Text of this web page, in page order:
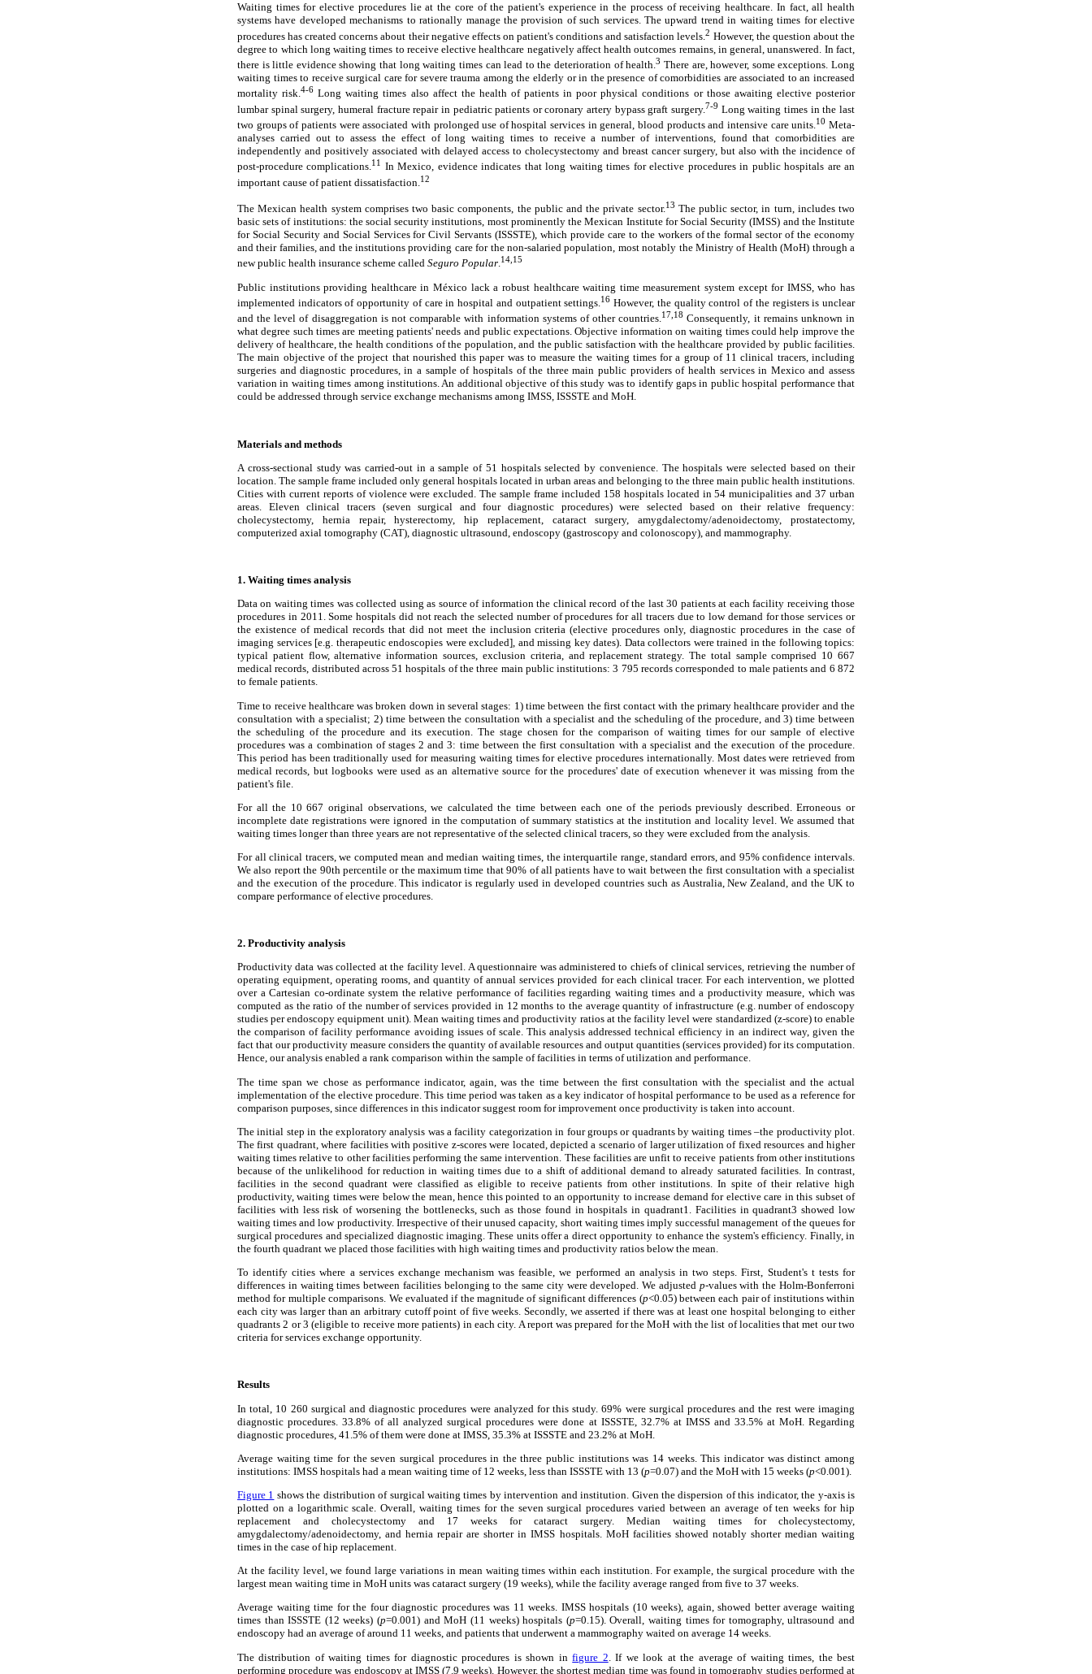
Waiting times for elective procedures lie at the core of the patient's experience in the process of receiving healthcare. In fact, all health
systems have developed mechanisms to rationally manage the provision of such services. The upward trend in waiting times for elective
procedures has created concerns about their negative effects on patient's conditions and satisfaction levels.2 However, the question about the
degree to which long waiting times to receive elective healthcare negatively affect health outcomes remains, in general, unanswered. In fact,
there is little evidence showing that long waiting times can lead to the deterioration of health.3 There are, however, some exceptions. Long
waiting times to receive surgical care for severe trauma among the elderly or in the presence of comorbidities are associated to an increased
mortality risk.4-6 Long waiting times also affect the health of patients in poor physical conditions or those awaiting elective posterior
lumbar spinal surgery, humeral fracture repair in pediatric patients or coronary artery bypass graft surgery.7-9 Long waiting times in the last
two groups of patients were associated with prolonged use of hospital services in general, blood products and intensive care units. 10 Meta-
analyses carried out to assess the effect of long waiting times to receive a number of interventions, found that comorbidities are
independently and positively associated with delayed access to cholecystectomy and breast cancer surgery, but also with the incidence of
post-procedure complications.11 In Mexico, evidence indicates that long waiting times for elective procedures in public hospitals are an
important cause of patient dissatisfaction. 12
The Mexican health system comprises two basic components, the public and the private sector.13 The public sector, in turn, includes two
basic sets of institutions: the social security institutions, most prominently the Mexican Institute for Social Security (IMSS) and the Institute
for Social Security and Social Services for Civil Servants (ISSSTE), which provide care to the workers of the formal sector of the economy
and their families, and the institutions providing care for the non-salaried population, most notably the Ministry of Health (MoH) through a
new public health insurance scheme called Seguro Popular.14,15
Public institutions providing healthcare in México lack a robust healthcare waiting time measurement system except for IMSS, who has
implemented indicators of opportunity of care in hospital and outpatient settings. 16 However, the quality control of the registers is unclear
and the level of disaggregation is not comparable with information systems of other countries.17,18 Consequently, it remains unknown in
what degree such times are meeting patients' needs and public expectations. Objective information on waiting times could help improve the
delivery of healthcare, the health conditions of the population, and the public satisfaction with the healthcare provided by public facilities.
The main objective of the project that nourished this paper was to measure the waiting times for a group of 11 clinical tracers, including
surgeries and diagnostic procedures, in a sample of hospitals of the three main public providers of health services in Mexico and assess
variation in waiting times among institutions. An additional objective of this study was to identify gaps in public hospital performance that
could be addressed through service exchange mechanisms among IMSS, ISSSTE and MoH.
Materials and methods
A cross-sectional study was carried-out in a sample of 51 hospitals selected by convenience. The hospitals were selected based on their
location. The sample frame included only general hospitals located in urban areas and belonging to the three main public health institutions.
Cities with current reports of violence were excluded. The sample frame included 158 hospitals located in 54 municipalities and 37 urban
areas. Eleven clinical tracers (seven surgical and four diagnostic procedures) were selected based on their relative frequency:
cholecystectomy, hernia repair, hysterectomy, hip replacement, cataract surgery, amygdalectomy/adenoidectomy, prostatectomy,
computerized axial tomography (CAT), diagnostic ultrasound, endoscopy (gastroscopy and colonoscopy), and mammography.
1. Waiting times analysis
Data on waiting times was collected using as source of information the clinical record of the last 30 patients at each facility receiving those
procedures in 2011. Some hospitals did not reach the selected number of procedures for all tracers due to low demand for those services or
the existence of medical records that did not meet the inclusion criteria (elective procedures only, diagnostic procedures in the case of
imaging services [e.g. therapeutic endoscopies were excluded], and missing key dates). Data collectors were trained in the following topics:
typical patient flow, alternative information sources, exclusion criteria, and replacement strategy. The total sample comprised 10 667
medical records, distributed across 51 hospitals of the three main public institutions: 3 795 records corresponded to male patients and 6 872
to female patients.
Time to receive healthcare was broken down in several stages: 1) time between the first contact with the primary healthcare provider and the
consultation with a specialist; 2) time between the consultation with a specialist and the scheduling of the procedure, and 3) time between
the scheduling of the procedure and its execution. The stage chosen for the comparison of waiting times for our sample of elective
procedures was a combination of stages 2 and 3: time between the first consultation with a specialist and the execution of the procedure.
This period has been traditionally used for measuring waiting times for elective procedures internationally. Most dates were retrieved from
medical records, but logbooks were used as an alternative source for the procedures' date of execution whenever it was missing from the
patient's file.
For all the 10 667 original observations, we calculated the time between each one of the periods previously described. Erroneous or
incomplete date registrations were ignored in the computation of summary statistics at the institution and locality level. We assumed that
waiting times longer than three years are not representative of the selected clinical tracers, so they were excluded from the analysis.
For all clinical tracers, we computed mean and median waiting times, the interquartile range, standard errors, and 95% confidence intervals.
We also report the 90th percentile or the maximum time that 90% of all patients have to wait between the first consultation with a specialist
and the execution of the procedure. This indicator is regularly used in developed countries such as Australia, New Zealand, and the UK to
compare performance of elective procedures.
2. Productivity analysis
Productivity data was collected at the facility level. A questionnaire was administered to chiefs of clinical services, retrieving the number of
operating equipment, operating rooms, and quantity of annual services provided for each clinical tracer. For each intervention, we plotted
over a Cartesian co-ordinate system the relative performance of facilities regarding waiting times and a productivity measure, which was
computed as the ratio of the number of services provided in 12 months to the average quantity of infrastructure (e.g. number of endoscopy
studies per endoscopy equipment unit). Mean waiting times and productivity ratios at the facility level were standardized (z-score) to enable
the comparison of facility performance avoiding issues of scale. This analysis addressed technical efficiency in an indirect way, given the
fact that our productivity measure considers the quantity of available resources and output quantities (services provided) for its computation.
Hence, our analysis enabled a rank comparison within the sample of facilities in terms of utilization and performance.
The time span we chose as performance indicator, again, was the time between the first consultation with the specialist and the actual
implementation of the elective procedure. This time period was taken as a key indicator of hospital performance to be used as a reference for
comparison purposes, since differences in this indicator suggest room for improvement once productivity is taken into account.
The initial step in the exploratory analysis was a facility categorization in four groups or quadrants by waiting times –the productivity plot.
The first quadrant, where facilities with positive z-scores were located, depicted a scenario of larger utilization of fixed resources and higher
waiting times relative to other facilities performing the same intervention. These facilities are unfit to receive patients from other institutions
because of the unlikelihood for reduction in waiting times due to a shift of additional demand to already saturated facilities. In contrast,
facilities in the second quadrant were classified as eligible to receive patients from other institutions. In spite of their relative high
productivity, waiting times were below the mean, hence this pointed to an opportunity to increase demand for elective care in this subset of
facilities with less risk of worsening the bottlenecks, such as those found in hospitals in quadrant1. Facilities in quadrant3 showed low
waiting times and low productivity. Irrespective of their unused capacity, short waiting times imply successful management of the queues for
surgical procedures and specialized diagnostic imaging. These units offer a direct opportunity to enhance the system's efficiency. Finally, in
the fourth quadrant we placed those facilities with high waiting times and productivity ratios below the mean.
To identify cities where a services exchange mechanism was feasible, we performed an analysis in two steps. First, Student's t tests for
differences in waiting times between facilities belonging to the same city were developed. We adjusted p-values with the Holm-Bonferroni
method for multiple comparisons. We evaluated if the magnitude of significant differences (p<0.05) between each pair of institutions within
each city was larger than an arbitrary cutoff point of five weeks. Secondly, we asserted if there was at least one hospital belonging to either
quadrants 2 or 3 (eligible to receive more patients) in each city. A report was prepared for the MoH with the list of localities that met our two
criteria for services exchange opportunity.
Results
In total, 10 260 surgical and diagnostic procedures were analyzed for this study. 69% were surgical procedures and the rest were imaging
diagnostic procedures. 33.8% of all analyzed surgical procedures were done at ISSSTE, 32.7% at IMSS and 33.5% at MoH. Regarding
diagnostic procedures, 41.5% of them were done at IMSS, 35.3% at ISSSTE and 23.2% at MoH.
Average waiting time for the seven surgical procedures in the three public institutions was 14 weeks. This indicator was distinct among
institutions: IMSS hospitals had a mean waiting time of 12 weeks, less than ISSSTE with 13 (p=0.07) and the MoH with 15 weeks (p<0.001).
Figure 1 shows the distribution of surgical waiting times by intervention and institution. Given the dispersion of this indicator, the y-axis is
plotted on a logarithmic scale. Overall, waiting times for the seven surgical procedures varied between an average of ten weeks for hip
replacement and cholecystectomy and 17 weeks for cataract surgery. Median waiting times for cholecystectomy,
amygdalectomy/adenoidectomy, and hernia repair are shorter in IMSS hospitals. MoH facilities showed notably shorter median waiting
times in the case of hip replacement.
At the facility level, we found large variations in mean waiting times within each institution. For example, the surgical procedure with the
largest mean waiting time in MoH units was cataract surgery (19 weeks), while the facility average ranged from five to 37 weeks.
Average waiting time for the four diagnostic procedures was 11 weeks. IMSS hospitals (10 weeks), again, showed better average waiting
times than ISSSTE (12 weeks) (p=0.001) and MoH (11 weeks) hospitals (p=0.15). Overall, waiting times for tomography, ultrasound and
endoscopy had an average of around 11 weeks, and patients that underwent a mammography waited on average 14 weeks.
The distribution of waiting times for diagnostic procedures is shown infigure 2 . If we look at the average of waiting times, the best
performing procedure was endoscopy at IMSS (7.9 weeks). However, the shortest median time was found in tomography studies performed at